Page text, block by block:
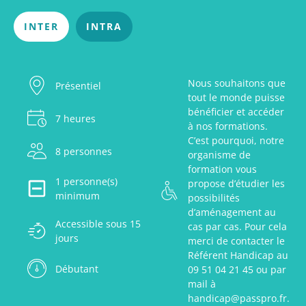
INTER INTRA
Présentiel
7 heures
8 personnes
1 personne(s)
minimum
Accessible sous 15
jours
Débutant
Nous souhaitons que
tout le monde puisse
bénéficier et accéder
à nos formations.
C’est pourquoi, notre
organisme de
formation vous
propose d’étudier les
possibilités
d’aménagement au
cas par cas. Pour cela
merci de contacter le
Référent Handicap au
09 51 04 21 45 ou par
mail à
handicap@passpro.fr.